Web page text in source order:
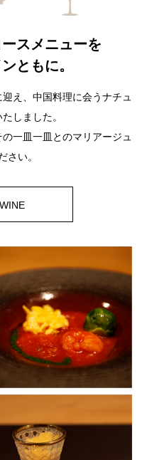
スメニューを
ともに。
え、中国料理に会うナチュ
しました。
一皿一皿とのマリアージュ
さい。